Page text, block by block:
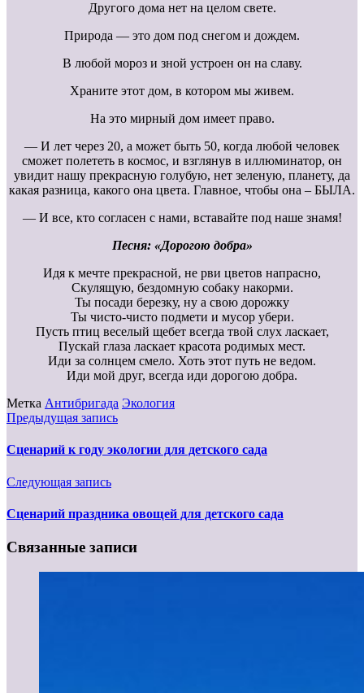
Другого дома нет на целом свете.
Природа — это дом под снегом и дождем.
В любой мороз и зной устроен он на славу.
Храните этот дом, в котором мы живем.
На это мирный дом имеет право.
— И лет через 20, а может быть 50, когда любой человек
сможет полететь в космос, и взглянув в иллюминатор, он
увидит нашу прекрасную голубую, нет зеленую, планету, да
какая разница, какого она цвета. Главное, чтобы она – БЫЛА.
— И все, кто согласен с нами, вставайте под наше знамя!
Песня: «Дорогою добра»
Идя к мечте прекрасной, не рви цветов напрасно,
Скулящую, бездомную собаку накорми.
Ты посади березку, ну а свою дорожку
Ты чисто-чисто подмети и мусор убери.
Пусть птиц веселый щебет всегда твой слух ласкает,
Пускай глаза ласкает красота родимых мест.
Иди за солнцем смело. Хоть этот путь не ведом.
Иди мой друг, всегда иди дорогою добра.
Метка Антибригада Экология
Предыдущая запись
Сценарий к году экологии для детского сада
Следующая запись
Сценарий праздника овощей для детского сада
Связанные записи